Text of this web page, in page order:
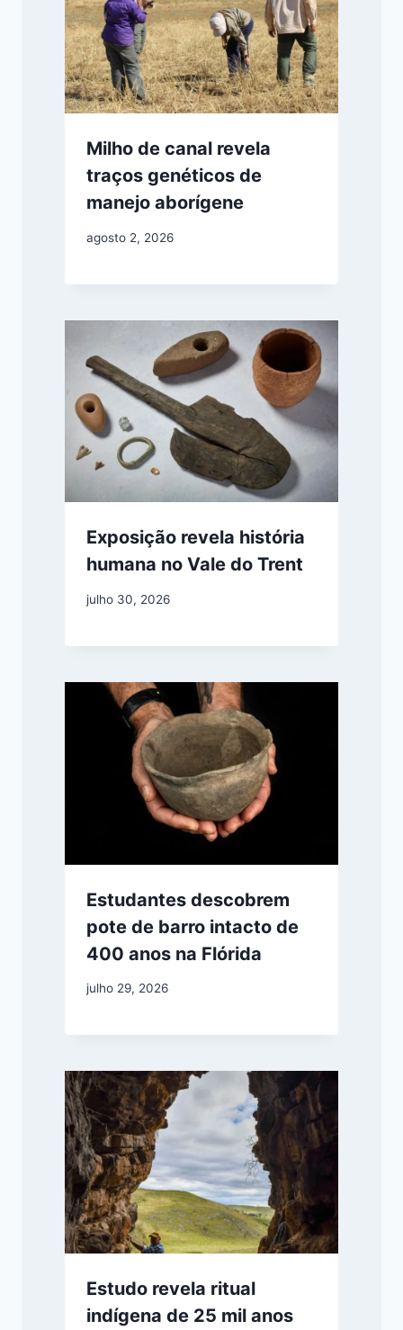
Milho de canal revela
traços genéticos de
manejo aborígene
agosto 2, 2026
Exposição revela história
humana no Vale do Trent
julho 30, 2026
Estudantes descobrem
pote de barro intacto de
400 anos na Flórida
julho 29, 2026
Estudo revela ritual
indígena de 25 mil anos